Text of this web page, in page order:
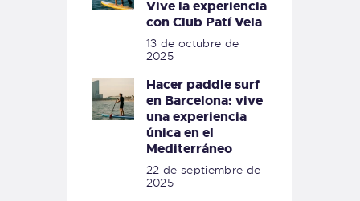
Vive la experiencia
con Club Patí Vela
13 de octubre de
2025
Hacer paddle surf
en Barcelona: vive
una experiencia
única en el
Mediterráneo
22 de septiembre de
2025